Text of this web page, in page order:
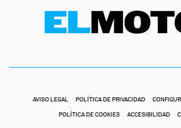
AVISO LEGAL POLÍTICA DE PRIVACIDAD
POLÍTICA DE COOKIES ACCESIBILIDAD